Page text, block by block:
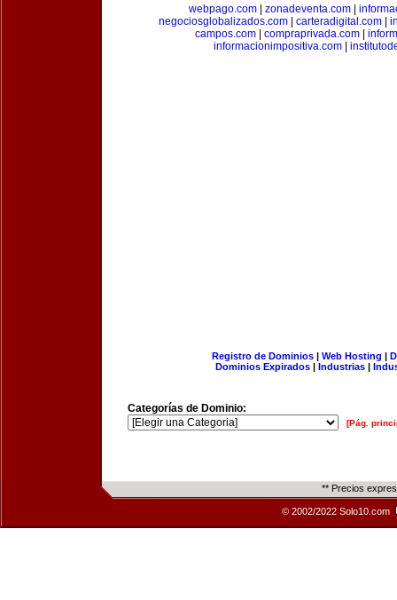
webpago.com
zonadeventa.com
negociosglobalizados.com
carteradigital.com
campos.com
compraprivada.com
informacionimpositiva.com
Registro de Dominios| Web Hosting |
Dominios Expirados | Industrias |
Categorías de Dominio:
[Pág.
** Precios
© 2002/2022 Solo10.com